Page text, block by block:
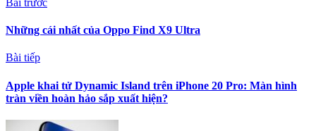
Những cái nhất của Oppo Find X9 Ultra
Bài tiếp
Apple khai tử Dynamic Island trên iPhone 20 Pro: Màn hình
tràn viền hoàn hảo sắp xuất hiện?